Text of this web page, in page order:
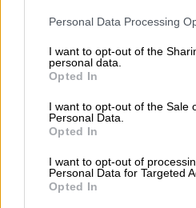
Please note that this website/app
not limited to your visit or usage
grant or deny consent to Google
use your data for below specified
consent section.
Personal Data Processing
I want to opt-out of the
personal data.
Opted In
I want to opt-out of the Sale
Personal Data.
Opted In
I want to opt-out of
Personal Data for Targeted
Opted In
Η πιο μεγάλη νύχτα
ο πλέον διαβόητος
εισέβαλε στα
Στις 21 Δεκεμβρίου
πέντε τρομοκράτες
διάσκεψη υπουργών
σκοτώνοντας δύο
έναν λίβυο
πήραν ομήρους
ανθρώπους.